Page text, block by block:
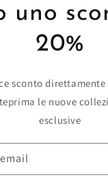
uno
20%
sconto
le nuove
esclusive